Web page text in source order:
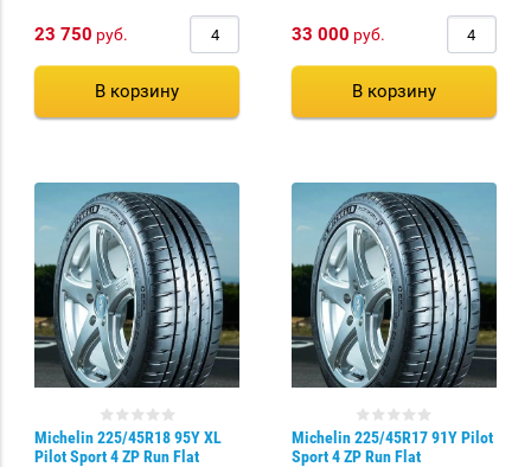
23 750 руб.
В корзину
33 000 руб.
В корзину
Michelin 225/45R18 95Y XL
Pilot Sport 4 ZP Run Flat
Michelin 225/45R17 91Y Pilot
Sport 4 ZP Run Flat